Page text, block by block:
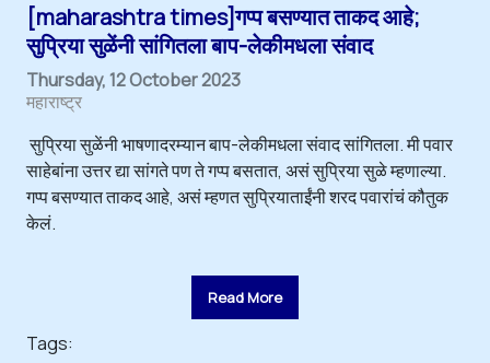
[maharashtra times]गप्प बसण्यात ताकद आहे;
सुप्रिया सुळेंनी सांगितला बाप-लेकीमधला संवाद
Thursday, 12 October 2023
महाराष्ट्र
सुप्रिया सुळेंनी भाषणादरम्यान बाप-लेकीमधला संवाद सांगितला. मी पवार
साहेबांना उत्तर द्या सांगते पण ते गप्प बसतात, असं सुप्रिया सुळे म्हणाल्या.
गप्प बसण्यात ताकद आहे, असं म्हणत सुप्रियाताईंनी शरद पवारांचं कौतुक
केलं.
Read More
Tags: